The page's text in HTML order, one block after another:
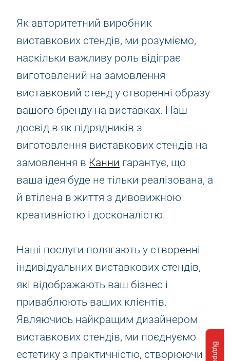
Як авторитетний виробник
виставкових стендів, ми розуміємо,
наскільки важливу роль відіграє
виготовлений на замовлення
виставковий стенд у створенні образу
вашого бренду на виставках. Наш
досвід в як підрядників з
виготовлення виставкових стендів на
замовлення в Канни гарантує, що
ваша ідея буде не тільки реалізована, а
й втілена в життя з дивовижною
креативністю і досконалістю.
Наші послуги полягають у створенні
індивідуальних виставкових стендів,
які відображають ваш бізнес і
приваблюють ваших клієнтів.
Являючись найкращим дизайнером
виставкових стендів, ми поєднуємо
естетику з практичністю, створюючи